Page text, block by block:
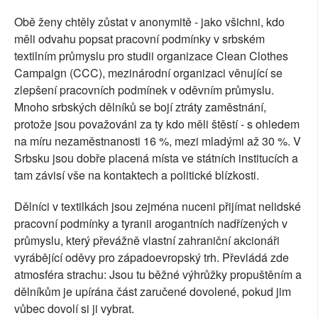
Obě ženy chtěly zůstat v anonymitě - jako všichni, kdo
měli odvahu popsat pracovní podmínky v srbském
textilním průmyslu pro studii organizace Clean Clothes
Campaign (CCC), mezinárodní organizaci věnující se
zlepšení pracovních podmínek v oděvním průmyslu.
Mnoho srbských dělníků se bojí ztráty zaměstnání,
protože jsou považováni za ty kdo měli štěstí - s ohledem
na míru nezaměstnanosti 16 %, mezi mladými až 30 %. V
Srbsku jsou dobře placená místa ve státních institucích a
tam závisí vše na kontaktech a politické blízkosti.
Dělníci v textilkách jsou zejména nuceni přijímat nelidské
pracovní podmínky a tyranii arogantních nadřízených v
průmyslu, který převážně vlastní zahraniční akcionáři
vyrábějící oděvy pro západoevropský trh. Převládá zde
atmosféra strachu: Jsou tu běžné výhrůžky propuštěním a
dělníkům je upírána část zaručené dovolené, pokud jim
vůbec dovolí si ji vybrat.